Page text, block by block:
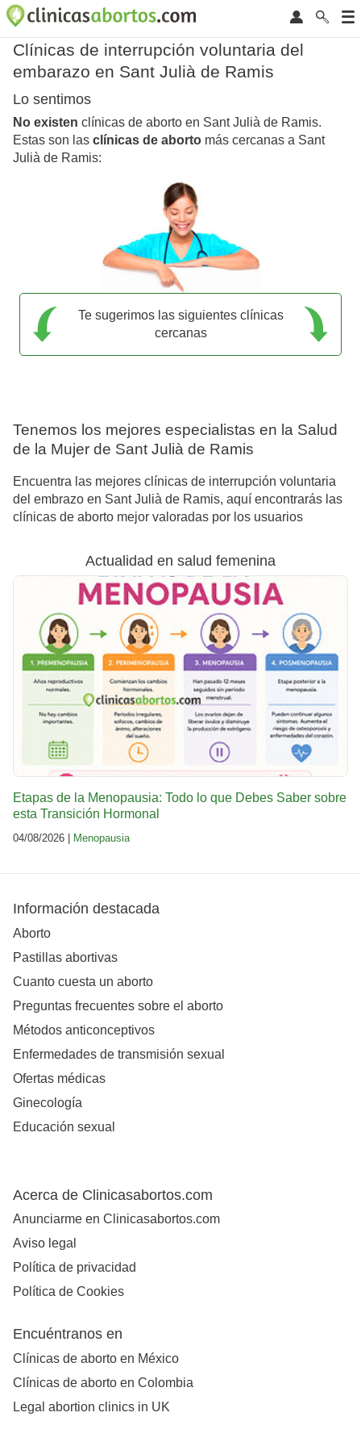
Clínicas de interrupción voluntaria del
embarazo en Sant Julià de Ramis
Lo sentimos
No existen clínicas de aborto en Sant Julià de Ramis.
Estas son las clínicas de aborto más cercanas a Sant
Julià de Ramis:
Te sugerimos las siguientes clínicas
cercanas
Tenemos los mejores especialistas en la Salud
de la Mujer de Sant Julià de Ramis
Encuentra las mejores clínicas de interrupción voluntaria
del embrazo en Sant Julià de Ramis, aquí encontrarás las
clínicas de aborto mejor valoradas por los usuarios
Actualidad en salud femenina
Etapas de la Menopausia: Todo lo que Debes Saber sobre
esta Transición Hormonal
04/08/2026 | Menopausia
Información destacada
Aborto
Pastillas abortivas
Cuanto cuesta un aborto
Preguntas frecuentes sobre el aborto
Métodos anticonceptivos
Enfermedades de transmisión sexual
Ofertas médicas
Ginecología
Educación sexual
Acerca de Clinicasabortos.com
Anunciarme en Clinicasabortos.com
Aviso legal
Política de privacidad
Política de Cookies
Encuéntranos en
Clínicas de aborto en México
Clínicas de aborto en Colombia
Legal abortion clinics in UK